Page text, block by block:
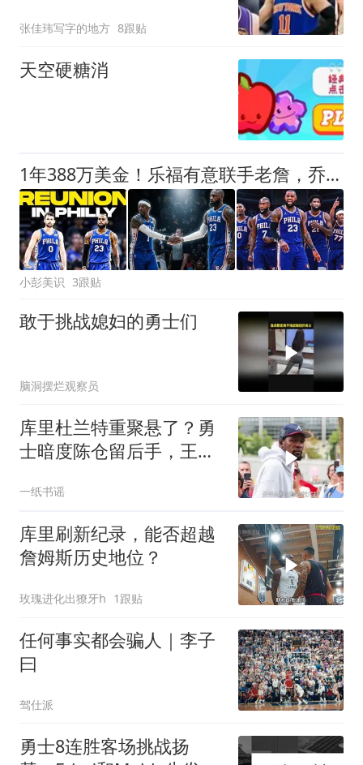
张佳玮写字的地方 8跟贴
天空硬糖消
1年388万美金！乐福有意联手老詹，乔治大交易的含金量还在提升
小彭美识 3跟贴
敢于挑战媳妇的勇士们
脑洞摆烂观察员
库里杜兰特重聚悬了？勇
士暗度陈仓留后手，王朝
一纸书谣
库里刷新纪录，能否超越
詹姆斯历史地位？
玫瑰进化出獠牙h 1跟贴
任何事实都会骗人｜李子
曰
驾仕派
勇士8连胜客场挑战扬